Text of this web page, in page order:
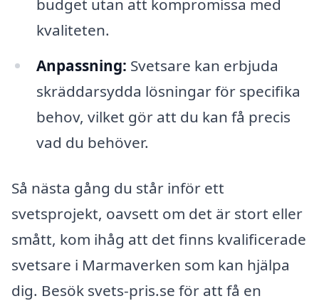
budget utan att kompromissa med
kvaliteten.
Anpassning: Svetsare kan erbjuda
skräddarsydda lösningar för specifika
behov, vilket gör att du kan få precis
vad du behöver.
Så nästa gång du står inför ett
svetsprojekt, oavsett om det är stort eller
smått, kom ihåg att det finns kvalificerade
svetsare i Marmaverken som kan hjälpa
dig. Besök svets-pris.se för att få en